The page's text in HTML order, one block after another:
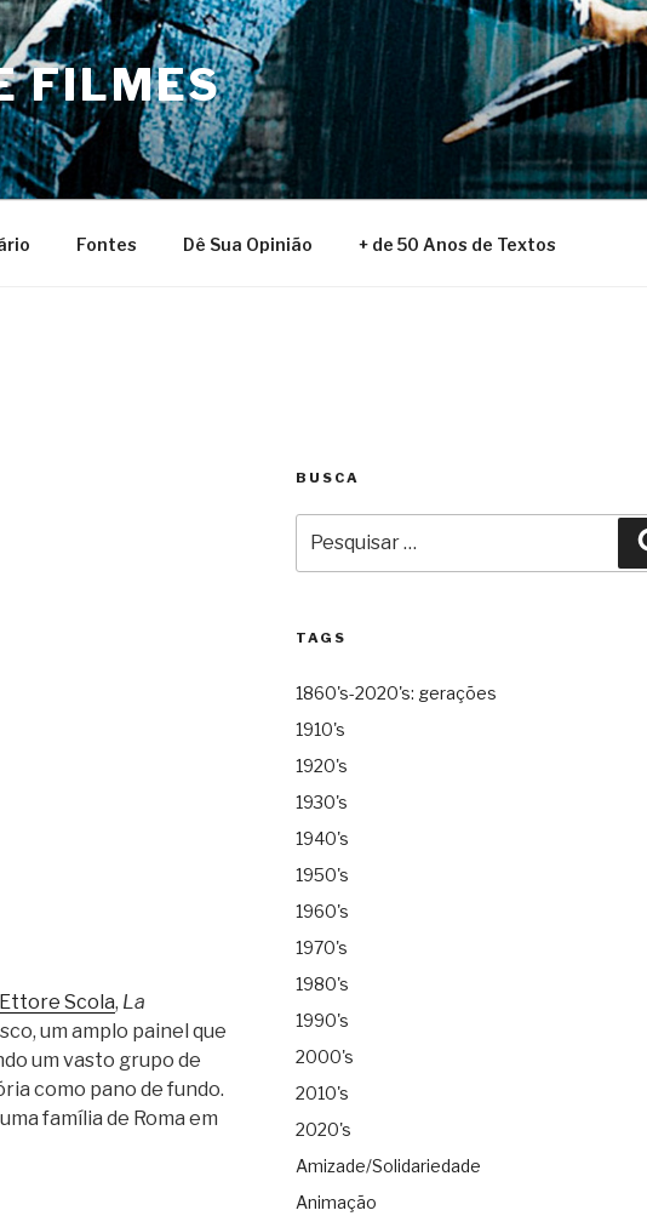
FILMES
Fontes Dê Sua Opinião + de 50 Anos de Textos
Ettore Scola, La
um amplo painel que
um vasto grupo de
como pano de fundo.
família de Roma em
BUSCA
por:
TAGS
1860's-2020's: gerações
1910's
1920's
1930's
1940's
1950's
1960's
1970's
1980's
1990's
2000's
2010's
2020's
Amizade/Solidariedade
Animação